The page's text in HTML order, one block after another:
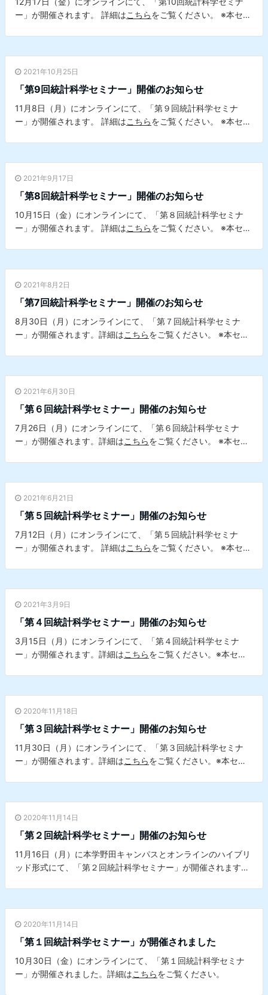
ー」が開催されます。 詳細はこちらをご覧ください。 ※本セミ
2021年10月25日
「第9回統計科学セミナー」開催のお知らせ
11月8日（月）にオンラインにて、「第９回統計科学セミナ
ー」が開催されます。 詳細はこちらをご覧ください。 ※本セミ
2021年9月17日
「第8回統計科学セミナー」開催のお知らせ
10月15日（金）にオンラインにて、「第８回統計科学セミナ
ー」が開催されます。 詳細はこちらをご覧ください。 ※本セミ
2021年8月2日
「第7回統計科学セミナー」開催のお知らせ
8月30日（月）にオンラインにて、「第７回統計科学セミナ
ー」が開催されます。詳細はこちらをご覧ください。 ※本セミ
2021年6月30日
「第６回統計科学セミナー」開催のお知らせ
7月26日（月）にオンラインにて、「第６回統計科学セミナ
ー」が開催されます。詳細はこちらをご覧ください。 ※本セミ
2021年6月21日
「第５回統計科学セミナー」開催のお知らせ
7月12日（月）にオンラインにて、「第５回統計科学セミナ
ー」が開催されます。 詳細はこちらをご覧ください。 ※本セミ
2021年3月9日
「第４回統計科学セミナー」開催のお知らせ
3月15日（月）にオンラインにて、「第４回統計科学セミナ
ー」が開催されます。詳細はこちらをご覧ください。※本セミ
2020年11月18日
「第３回統計科学セミナー」開催のお知らせ
11月30日（月）にオンラインにて、「第３回統計科学セミナ
ー」が開催されます。詳細はこちらをご覧ください。※本セミ
2020年11月14日
「第２回統計科学セミナー」開催のお知らせ
11月16日（月）に本学野田キャンパスとオンラインのハイブリ
ッド形式にて、「第２回統計科学セミナー」が開催されます。
2020年11月14日
「第１回統計科学セミナー」が開催されました
10月30日（金）にオンラインにて、「第１回統計科学セミナ
ー」が開催されました。詳細はこちらをご覧ください。